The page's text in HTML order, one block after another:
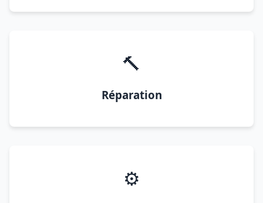
🔨
Réparation
⚙️